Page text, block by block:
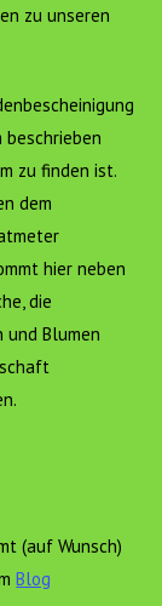
zu unseren
beschrieben
zu finden ist.
dem
hier neben
die
Blumen
(auf Wunsch)
Blog